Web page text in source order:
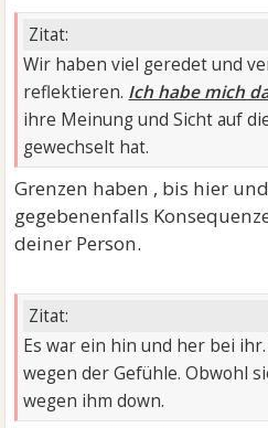
Zitat:
Wir haben viel geredet und
reflektieren. Ich habe mich
ihre Meinung und Sicht auf
gewechselt hat.
Grenzen haben , bis hier
gegebenenfalls
deiner Person.
Zitat:
Es war ein hin und her bei
wegen der Gefühle. Obwohl
wegen ihm down.